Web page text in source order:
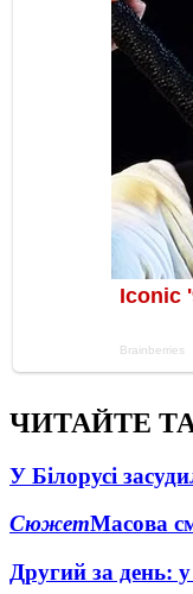
ЧИТАЙТЕ
У Білорусі
СюжетМасова
Другий за день: